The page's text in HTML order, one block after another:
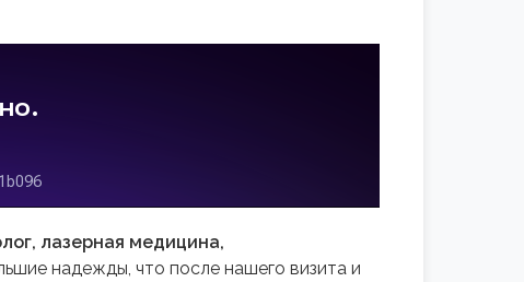
лазерная медицина,
надежды, что после нашего визита и